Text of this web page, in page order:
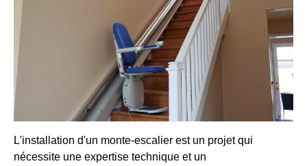
L'installation d'un monte-escalier est un projet qui
nécessite une expertise technique et un